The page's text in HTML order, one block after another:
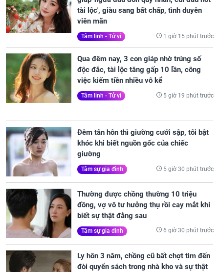
tài lộc', giàu sang bất chấp, tình duyên
viên mãn
Tâm linh - Tử vi 1 giờ 15 phút trước
Qua đêm nay, 3 con giáp nhờ trúng số
độc đắc, tài lộc tăng gấp 10 lần, công
việc kiếm tiền nhiều vô kể
Tâm linh - Tử vi 5 giờ 19 phút trước
Đêm tân hôn thì giường cưới sập, tôi bật
khóc khi biết nguồn gốc của chiếc
giường
Tâm sự gia đình 5 giờ 30 phút trước
Thường được chồng thường 10 triệu
đồng, vợ vô tư hưởng thụ rồi cay mắt khi
biết sự thật đằng sau
Tâm sự gia đình 6 giờ 30 phút trước
Ly hôn 3 năm, chồng cũ bất chợt tìm đến
đòi quyển sách trong nhà kho và sự thật